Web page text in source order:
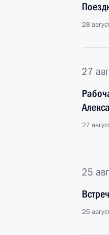
28
27
27
25
25